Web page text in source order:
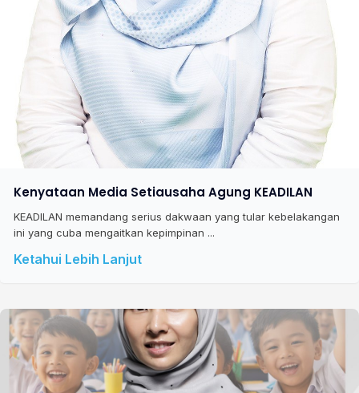
Kenyataan Media Setiausaha Agung KEADILAN
KEADILAN memandang serius dakwaan yang tular kebelakangan
ini yang cuba mengaitkan kepimpinan ...
Ketahui Lebih Lanjut